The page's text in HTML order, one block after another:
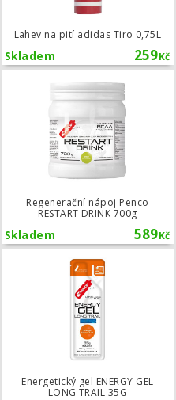
Lahev na pití adidas Tiro 0,75L
259Kč
Skladem
Regenerační nápoj Penco
RESTART DRINK 700g
589Kč
Skladem
Energetický gel ENERGY GEL
LONG TRAIL 35G